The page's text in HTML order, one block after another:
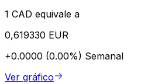
1 CAD equivale a
0,619330 EUR
+0.0000 (0.00%) Semanal
Ver gráfico